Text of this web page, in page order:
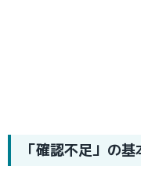
「確認不足」の